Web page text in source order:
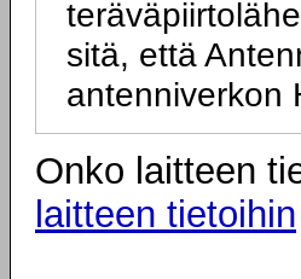
sitä, että
antenniverkon
Onko laitteen
laitteen tietoihin